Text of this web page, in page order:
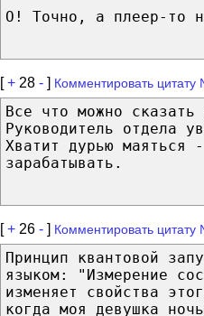
О! Точно, а плеер-то
[+ 28 - ] Комментировать
Все что можно
Руководитель отдела
Хватит дурью маяться
зарабатывать.
[+ 26 - ] Комментировать
Принцип квантовой
языком: "Измерение
изменяет свойства
когда моя девушка